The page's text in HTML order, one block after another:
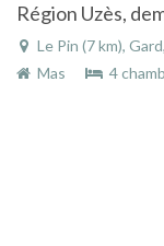
Le Pin (7 km),
Mas
4